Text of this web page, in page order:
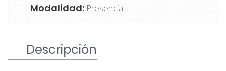
Modalidad: Presencial
Descripción